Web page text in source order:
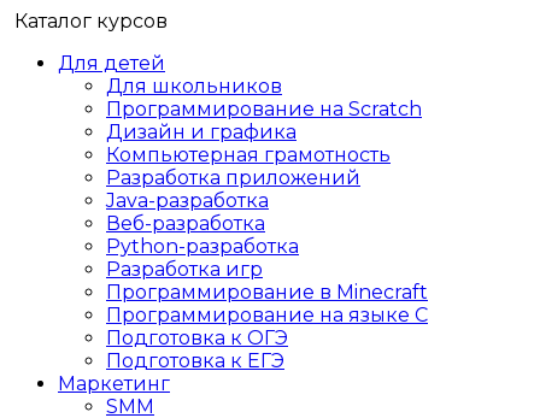
Каталог курсов
Для детей
Для школьников
Программирование на Scratch
Дизайн и графика
Компьютерная грамотность
Разработка приложений
Java-разработка
Веб-разработка
Python-разработка
Разработка игр
Программирование в Minecraft
Программирование на языке C
Подготовка к ОГЭ
Подготовка к ЕГЭ
Маркетинг
SMM